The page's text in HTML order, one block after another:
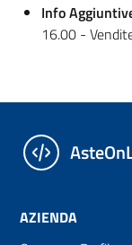
Info
16.00 -
AZIENDA